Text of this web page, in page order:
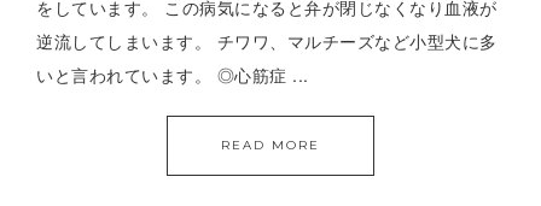
をしています。 この病気になると弁が閉じなくなり血液が
逆流してしまいます。 チワワ、マルチーズなど小型犬に多
いと言われています。 ◎心筋症 ...
READ MORE